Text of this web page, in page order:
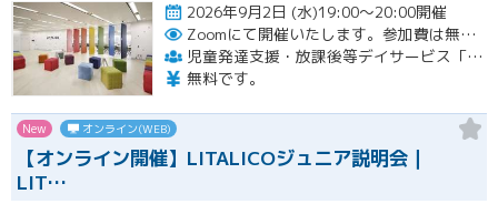
2026年9月2日 (水)19:00～20:00開催
Zoomにて開催いたします。参加費は無料です。
児童発達支援・放課後等デイサービス「LITALICOジュニア」
無料です。
New オンライン(WEB)
【オンライン開催】LITALICOジュニア説明会｜
LIT…